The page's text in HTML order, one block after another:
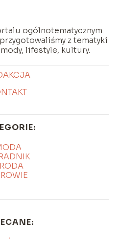
ogólnotematycznym.
z tematyki
lifestyle, kultury.